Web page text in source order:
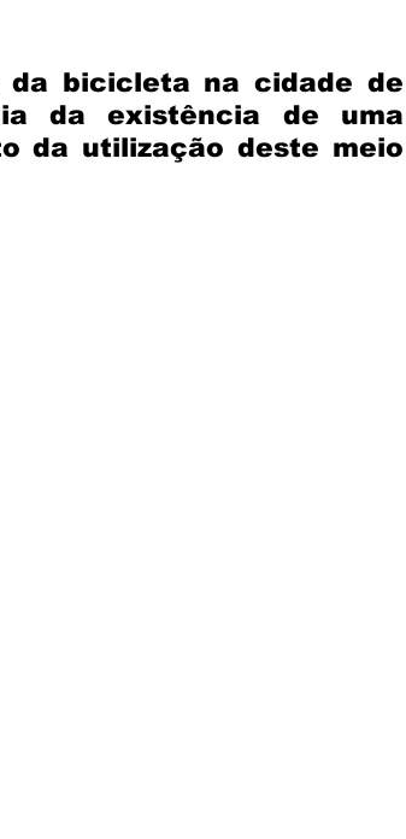
bicicleta na cidade de
da existência de uma
da utilização deste meio